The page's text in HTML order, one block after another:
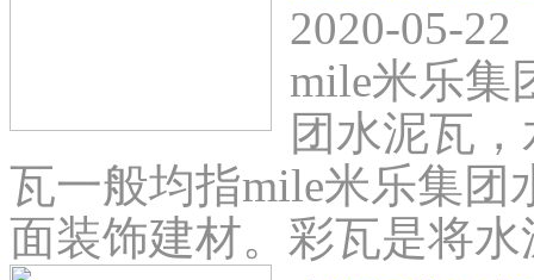
2020-05-22
mile米乐集
团水泥瓦
瓦一般均指mile米乐集团
面装饰建材。彩瓦是将